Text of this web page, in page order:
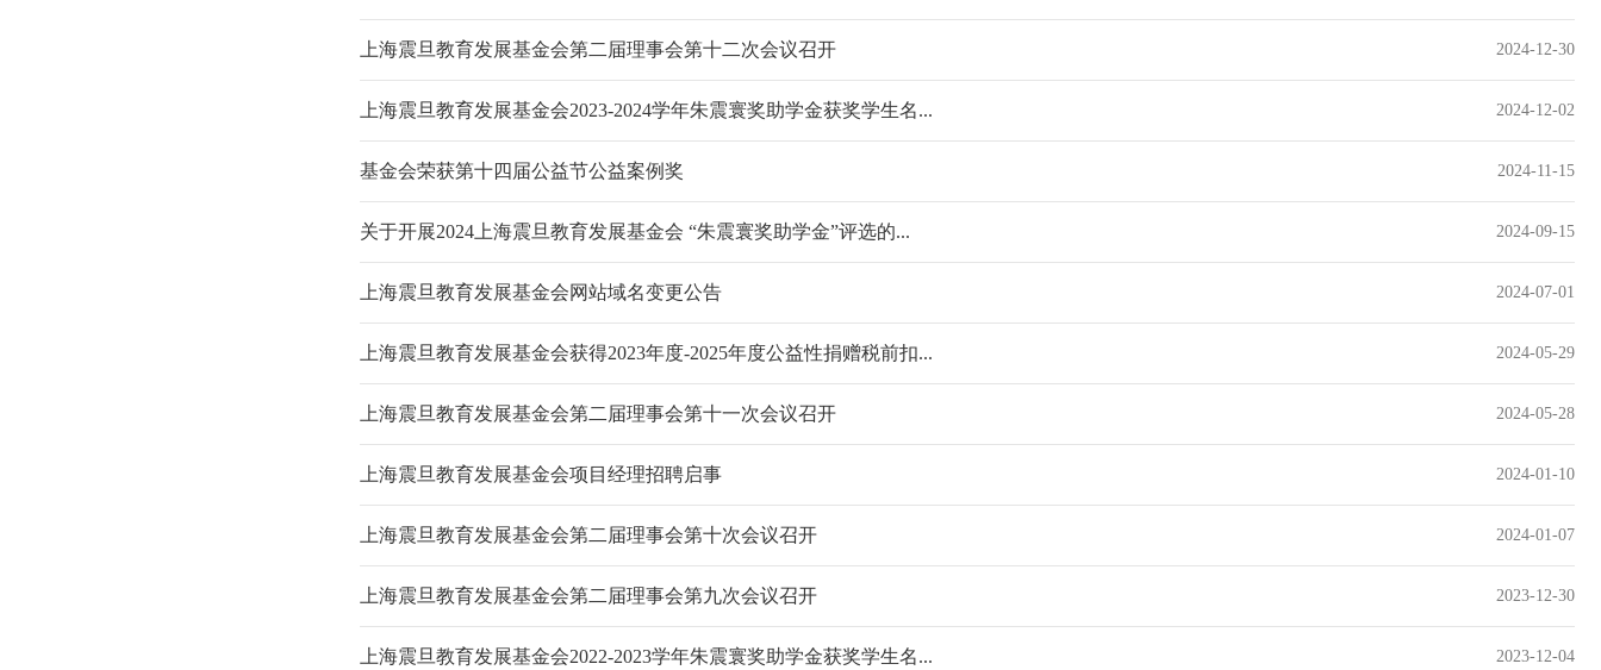
上海震旦教育发展基金会第二届理事会第十二次会议召开 2024-12-30
上海震旦教育发展基金会2023-2024学年朱震寰奖助学金获奖学生名... 2024-12-02
基金会荣获第十四届公益节公益案例奖 2024-11-15
关于开展2024上海震旦教育发展基金会 “朱震寰奖助学金”评选的... 2024-09-15
上海震旦教育发展基金会网站域名变更公告 2024-07-01
上海震旦教育发展基金会获得2023年度-2025年度公益性捐赠税前扣... 2024-05-29
上海震旦教育发展基金会第二届理事会第十一次会议召开 2024-05-28
上海震旦教育发展基金会项目经理招聘启事 2024-01-10
上海震旦教育发展基金会第二届理事会第十次会议召开 2024-01-07
上海震旦教育发展基金会第二届理事会第九次会议召开 2023-12-30
上海震旦教育发展基金会2022-2023学年朱震寰奖助学金获奖学生名... 2023-12-04